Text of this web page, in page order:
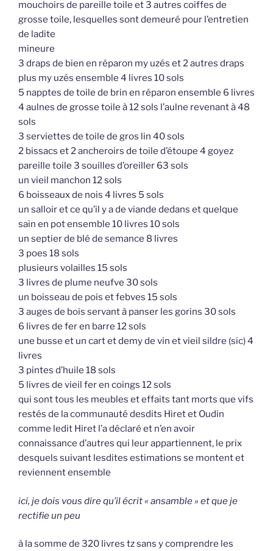
mouchoirs de pareille toile et 3 autres coiffes de
grosse toile, lesquelles sont demeuré pour l’entretien
de ladite
mineure
3 draps de bien en réparon my uzés et 2 autres draps
plus my uzés ensemble 4 livres 10 sols
5 napptes de toile de brin en réparon ensemble 6 livres
4 aulnes de grosse toile à 12 sols l’aulne revenant à 48
sols
3 serviettes de toile de gros lin 40 sols
2 bissacs et 2 ancheroirs de toile d’étoupe 4 goyez
pareille toile 3 souilles d’oreiller 63 sols
un vieil manchon 12 sols
6 boisseaux de nois 4 livres 5 sols
un salloir et ce qu’il y a de viande dedans et quelque
sain en pot ensemble 10 livres 10 sols
un septier de blé de semance 8 livres
3 poes 18 sols
plusieurs volailles 15 sols
3 livres de plume neufve 30 sols
un boisseau de pois et febves 15 sols
3 auges de bois servant à panser les gorins 30 sols
6 livres de fer en barre 12 sols
une busse et un cart et demy de vin et vieil sildre (sic) 4
livres
3 pintes d’huile 18 sols
5 livres de vieil fer en coings 12 sols
qui sont tous les meubles et effaits tant morts que vifs
restés de la communauté desdits Hiret et Oudin
comme ledit Hiret l’a déclaré et n’en avoir
connaissance d’autres qui leur appartiennent, le prix
desquels suivant lesdites estimations se montent et
reviennent ensemble
ici, je dois vous dire qu’il écrit « ansamble » et que je
rectifie un peu
à la somme de 320 livres tz sans y comprendre les